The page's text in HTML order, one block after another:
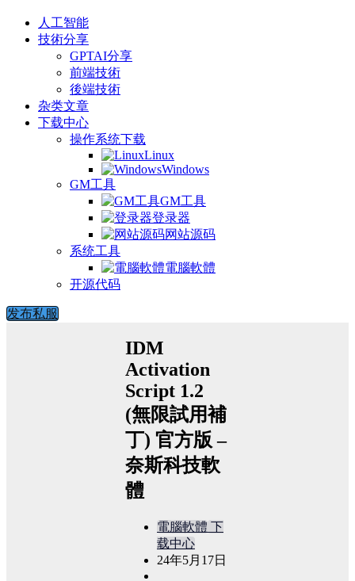
人工智能
技術分享
GPTAI分享
前端技術
後端技術
杂类文章
下载中心
操作系统下载
Linux
Windows
GM工具
GM工具
登录器
网站源码
系统工具
電腦軟體
开源代码
发布私服
IDM
Activation
Script 1.2
(無限試用補
丁) 官方版 –
奈斯科技軟
體
電腦軟體 下
载中心
24年5月17日